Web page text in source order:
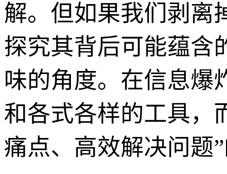
解。但如果我们剥离
探究其背后可能蕴含
味的角度。在信息爆
和各式各样的工具，
痛点、高效解决问题